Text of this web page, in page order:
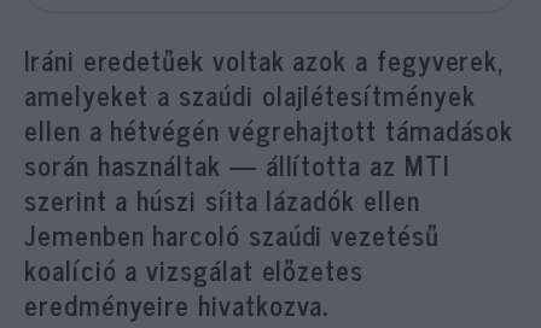
Iráni eredetűek voltak azok a fegyverek,
amelyeket a szaúdi olajlétesítmények
ellen a hétvégén végrehajtott támadások
során használtak — állította az MTI
szerint a húszi síita lázadók ellen
Jemenben harcoló szaúdi vezetésű
koalíció a vizsgálat előzetes
eredményeire hivatkozva.